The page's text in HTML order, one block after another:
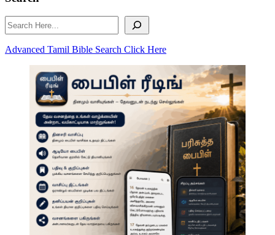
Search
Advanced Tamil Bible Search Click Here